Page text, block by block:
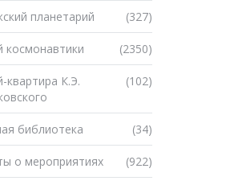
(327)
планетарий
(2350)
космонавтики
(102)
квартира К.Э.
(34)
библиотека
(922)
о мероприятиях